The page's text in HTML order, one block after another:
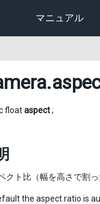
マニュアル
floataspect;
クト比（幅を高さで割っ
the aspect ratio is